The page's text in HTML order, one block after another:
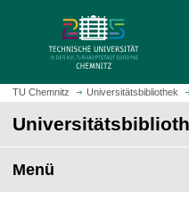
z
m
t
e
i
t
TU Chemnitz Universitätsbibliothek
Menü